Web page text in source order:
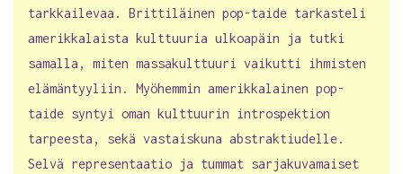
tarkkailevaa. Brittiläinen pop-taide tarkasteli
amerikkalaista kulttuuria ulkoapäin ja tutki
samalla, miten massakulttuuri vaikutti ihmisten
elämäntyyliin. Myöhemmin amerikkalainen pop-
taide syntyi oman kulttuurin introspektion
tarpeesta, sekä vastaiskuna abstraktiudelle.
Selvä representaatio ja tummat sarjakuvamaiset